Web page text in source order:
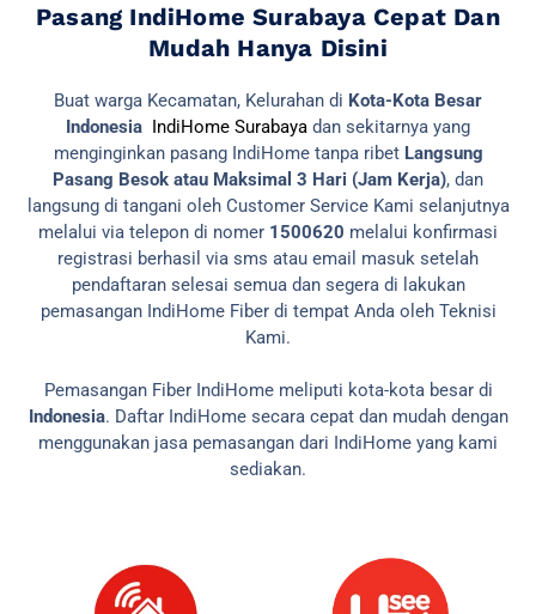
Pasang IndiHome Surabaya Cepat Dan
Mudah Hanya Disini
Buat warga Kecamatan, Kelurahan di Kota-Kota Besar
Indonesia IndiHome Surabaya dan sekitarnya yang
menginginkan pasang IndiHome tanpa ribet Langsung
Pasang Besok atau Maksimal 3 Hari (Jam Kerja), dan
langsung di tangani oleh Customer Service Kami selanjutnya
melalui via telepon di nomer 1500620 melalui konfirmasi
registrasi berhasil via sms atau email masuk setelah
pendaftaran selesai semua dan segera di lakukan
pemasangan IndiHome Fiber di tempat Anda oleh Teknisi
Kami.
Pemasangan Fiber IndiHome meliputi kota-kota besar di
Indonesia. Daftar IndiHome secara cepat dan mudah dengan
menggunakan jasa pemasangan dari IndiHome yang kami
sediakan.